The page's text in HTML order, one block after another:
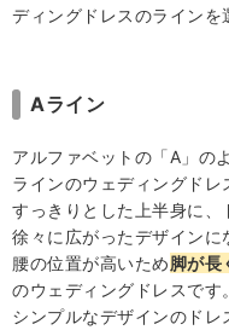
ディングドレスのラインを
Aライン
アルファベットの「A」の
ラインのウェディングドレ
すっきりとした上半身に、
徐々に広がったデザインに
腰の位置が高いため脚が長
のウェディングドレスです。
シンプルなデザインのド